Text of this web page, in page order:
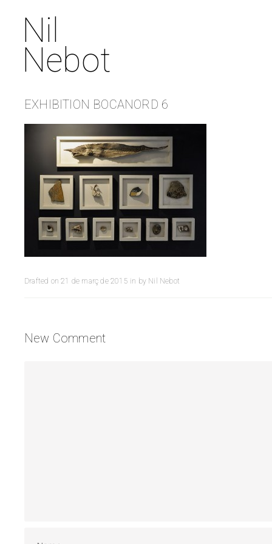
Nil
Nebot
EXHIBITION BOCANORD 6
Drafted on21 de març de 2015 in by Nil Nebot
New Comment